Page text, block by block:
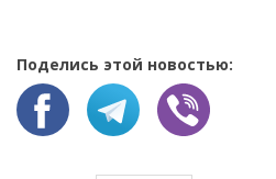
Поделись этой новостью: